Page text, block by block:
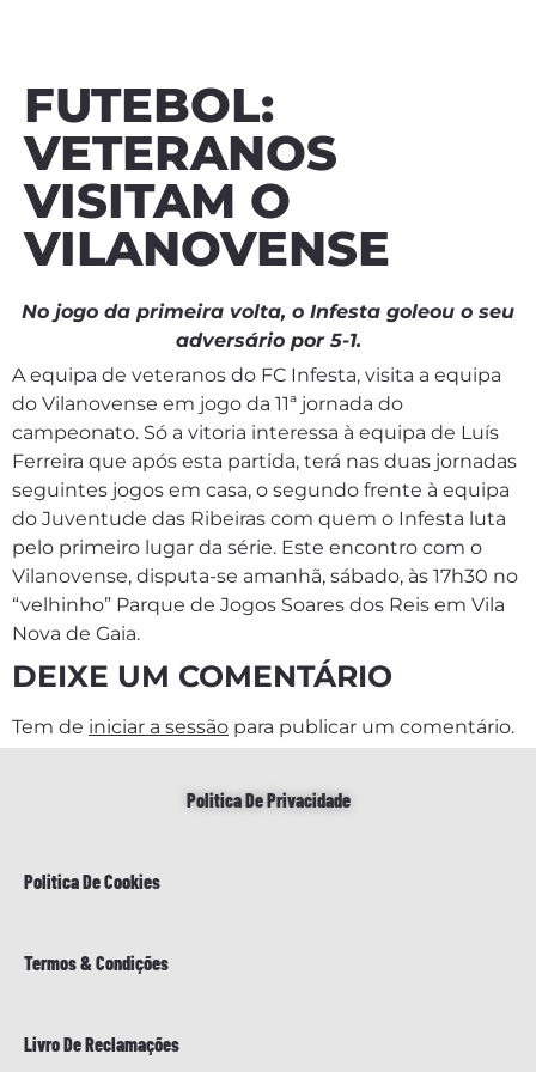
FUTEBOL:
VETERANOS
VISITAM O
VILANOVENSE
No jogo da primeira volta, o Infesta goleou o seu
adversário por 5-1.
A equipa de veteranos do FC Infesta, visita a equipa
do Vilanovense em jogo da 11ª jornada do
campeonato. Só a vitoria interessa à equipa de Luís
Ferreira que após esta partida, terá nas duas jornadas
seguintes jogos em casa, o segundo frente à equipa
do Juventude das Ribeiras com quem o Infesta luta
pelo primeiro lugar da série. Este encontro com o
Vilanovense, disputa-se amanhã, sábado, às 17h30 no
“velhinho” Parque de Jogos Soares dos Reis em Vila
Nova de Gaia.
DEIXE UM COMENTÁRIO
Tem de iniciar a sessão para publicar um comentário.
Politica De Privacidade
Politica De Cookies
Termos & Condições
Livro De Reclamações